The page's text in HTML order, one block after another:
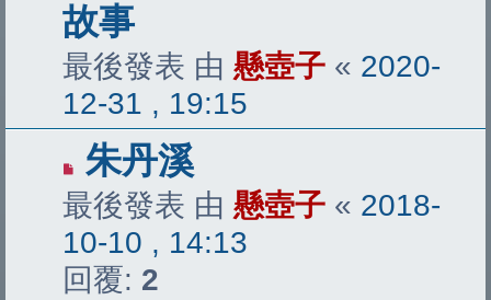
故事
最後發表 由 懸壺子 « 2020-
12-31 , 19:15
朱丹溪
最後發表 由 懸壺子 « 2018-
10-10 , 14:13
回覆: 2